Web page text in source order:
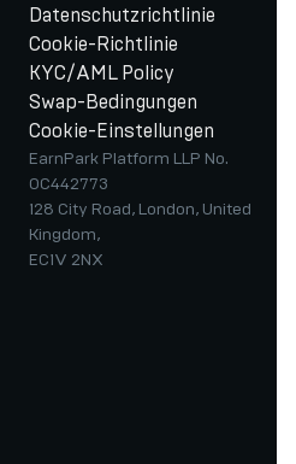
Datenschutzrichtlinie
Cookie-Richtlinie
KYC/AML Policy
Swap-Bedingungen
Cookie-Einstellungen
EarnPark Platform LLP No.
OC442773
128 City Road, London, United
Kingdom,
EC1V 2NX